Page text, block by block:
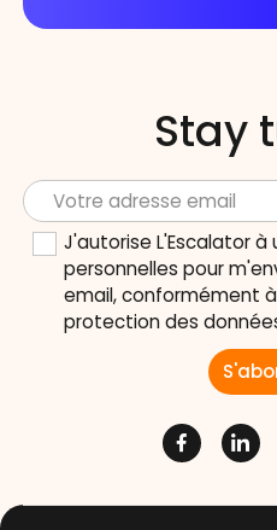
Stay
J'autorise L'Escalator
personnelles pour
email, conformément
protection des